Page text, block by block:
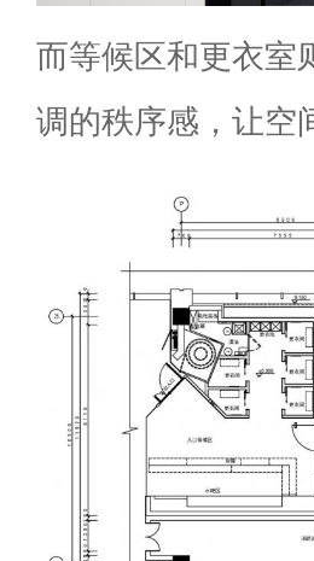
而等候区和更衣室
调的秩序感，让空